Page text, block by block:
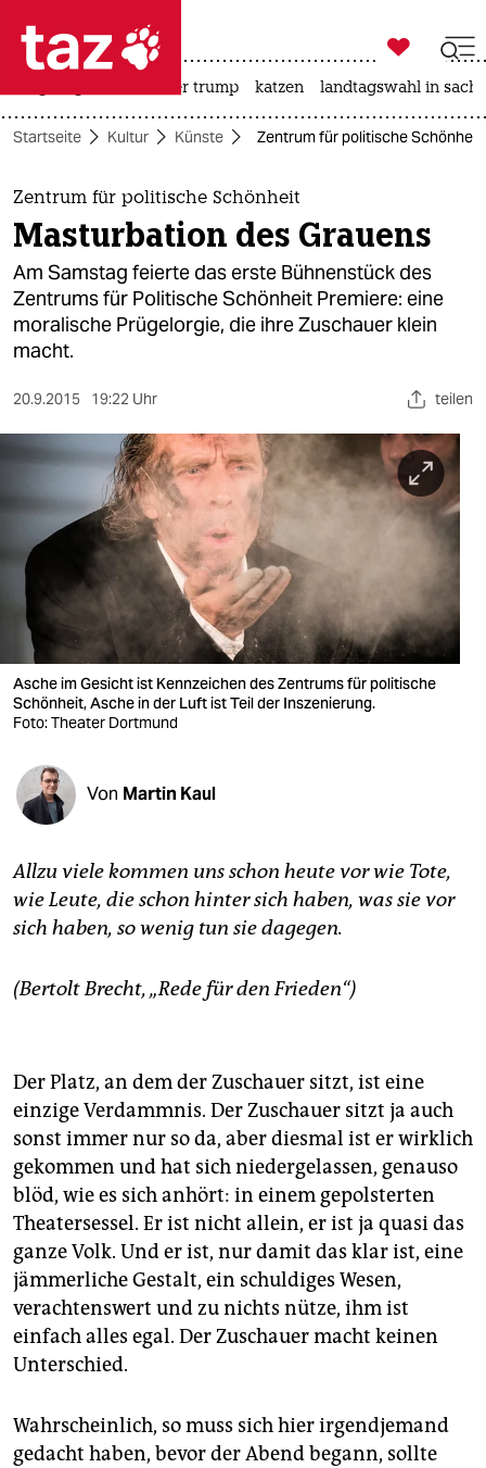
 taz zahl ich
taz zahl ich
themen
politik
öko
gesellschaft
kultur
sport
berlin
nord
wahrheit
verlag
verlag
veranstaltungen
shop
fragen & hilfe
abo
genossenschaft
epaper login

taz zahl ich
usa unter trump katzen landtagswahl in
Startseite Kultur Künste Zentrum für politische
Zentrum für politische Schönheit
Masturbation des Grauens
Am Samstag feierte das erste Bühnenstück des
Zentrums für Politische Schönheit Premiere: eine
moralische Prügelorgie, die ihre Zuschauer klein
macht.
20.9.2015 19:22 Uhr teilen
Asche im Gesicht ist Kennzeichen des Zentrums für politische
Schönheit, Asche in der Luft ist Teil der Inszenierung.
Foto: Theater Dortmund
Von Martin Kaul
Allzu viele kommen uns schon heute vor wie Tote,
wie Leute, die schon hinter sich haben, was sie vor
sich haben, so wenig tun sie dagegen.
(Bertolt Brecht, „Rede für den Frieden“)
Der Platz, an dem der Zuschauer sitzt, ist eine
einzige Verdammnis. Der Zuschauer sitzt ja auch
sonst immer nur so da, aber diesmal ist er wirklich
gekommen und hat sich niedergelassen, genauso
blöd, wie es sich anhört: in einem gepolsterten
Theatersessel. Er ist nicht allein, er ist ja quasi das
ganze Volk. Und er ist, nur damit das klar ist, eine
jämmerliche Gestalt, ein schuldiges Wesen,
verachtenswert und zu nichts nütze, ihm ist
einfach alles egal. Der Zuschauer macht keinen
Unterschied.
Wahrscheinlich, so muss sich hier irgendjemand
gedacht haben, bevor der Abend begann, sollte